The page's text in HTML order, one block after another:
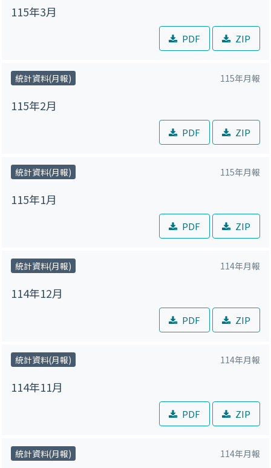
115年3月
PDF ZIP
統計資料(月報) 115年月報
115年2月
PDF ZIP
統計資料(月報) 115年月報
115年1月
PDF ZIP
統計資料(月報) 114年月報
114年12月
PDF ZIP
統計資料(月報) 114年月報
114年11月
PDF ZIP
統計資料(月報) 114年月報